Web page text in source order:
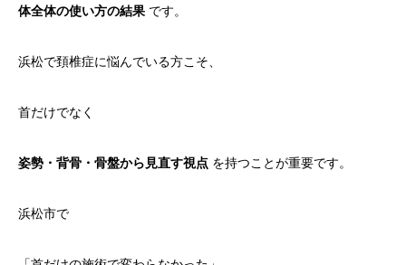
体全体の使い方の結果 です。
浜松で頚椎症に悩んでいる方こそ、
首だけでなく
姿勢・背骨・骨盤から見直す視点 を持つことが重要です。
浜松市で